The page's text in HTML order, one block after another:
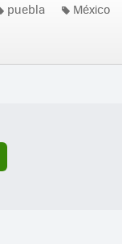
puebla México